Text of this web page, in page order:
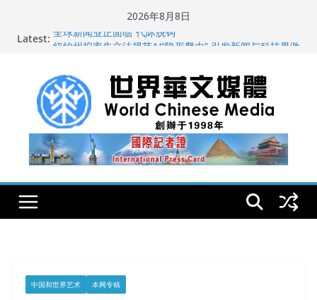
2026年8月8日
Latest: 全球新闻业正面临“代际脱钩”
玛雅的世界
世界华文大众传播媒体协会公开声明
从一杯沉香叶茶到一缕海南天香：加拿大茶艺师邓岚月
海南沉香文化考察纪行
中国和世界艺术 本网专稿